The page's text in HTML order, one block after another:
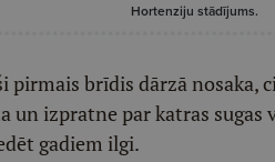
Hortenziju stādījums.
brīdis dārzā nosaka,
un izpratne par katras sugas
gadiem ilgi.